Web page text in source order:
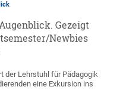
Gezeigt
Newbies
der Lehrstuhl für Pädagogik
eine Exkursion ins